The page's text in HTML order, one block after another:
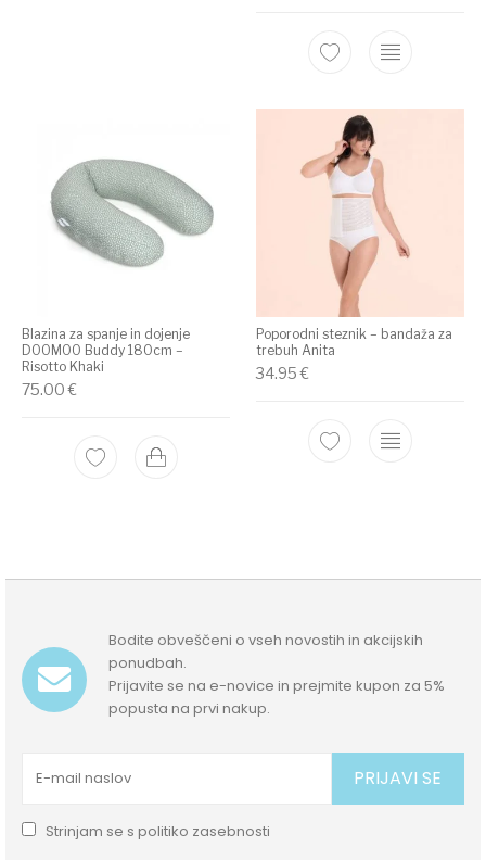
Blazina za spanje in dojenje
DOOMOO Buddy 180cm –
Risotto Khaki
75.00€
Poporodni steznik – bandaža za
trebuh Anita
34.95€
Bodite obveščeni o vseh novostih in akcijskih
ponudbah.
Prijavite se na e-novice in prejmite kupon za 5%
popusta na prvi nakup.
PRIJAVI SE
Strinjam se spolitiko zasebnosti